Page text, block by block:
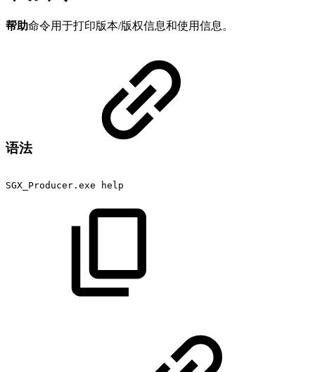
帮助命令用于打印版本/版权信息和使用信息。
语法
SGX_Producer.exe help